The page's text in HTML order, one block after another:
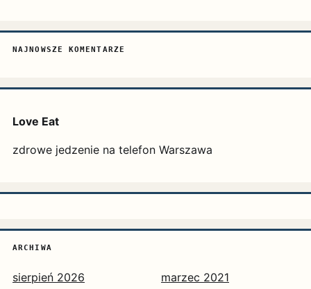
NAJNOWSZE KOMENTARZE
Love Eat
zdrowe jedzenie na telefon Warszawa
ARCHIWA
sierpień 2026 marzec 2021